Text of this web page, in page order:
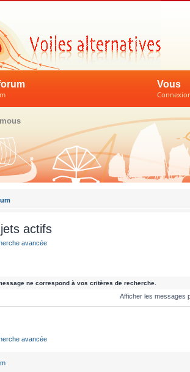
Vous
actifs
avancée
ne correspond à vos critères de recherche.
Afficher les messages
avancée